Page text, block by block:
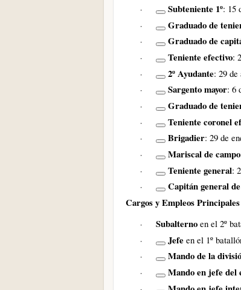
· Subteniente 1º: 15
· Graduado de
· Graduado de
· Teniente efectivo:
· 2º Ayudante: 29
· Sargento mayor: 6
· Graduado de
· Teniente coronel
· Brigadier: 29 de
· Mariscal de campo
· Teniente general:
· Capitán general
Cargos y Empleos Principales
· Subalterno en el 2º
· Jefe en el 1º
· Mando de la
· Mando en jefe